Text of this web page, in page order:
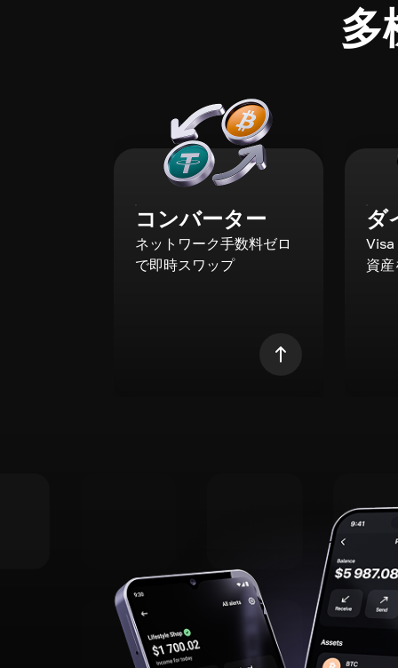
多
コンバーター
ネットワーク手数料ゼロ
で即時スワップ
ダ
資